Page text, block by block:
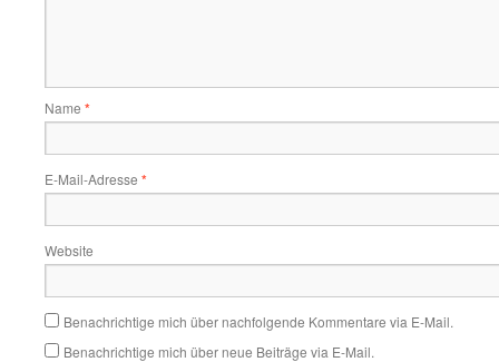
Name *
E-Mail-Adresse *
Website
Benachrichtige mich über nachfolgende Kommentare via E-Mail.
Benachrichtige mich über neue Beiträge via E-Mail.